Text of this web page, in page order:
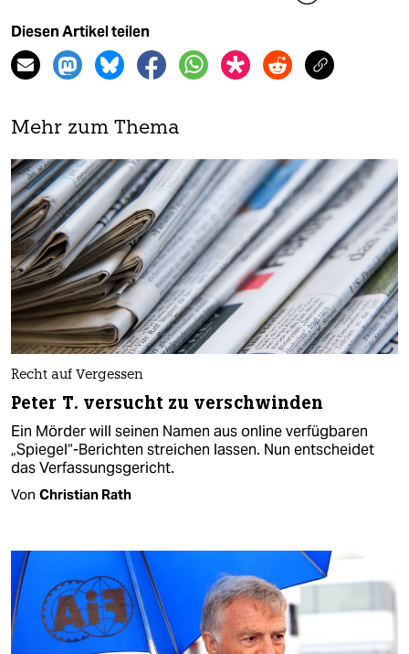
Diesen Artikel teilen
Mehr zum Thema
Recht auf Vergessen
Peter T. versucht zu verschwinden
Ein Mörder will seinen Namen aus online verfügbaren
„Spiegel“-Berichten streichen lassen. Nun entscheidet
das Verfassungsgericht.
Von Christian Rath